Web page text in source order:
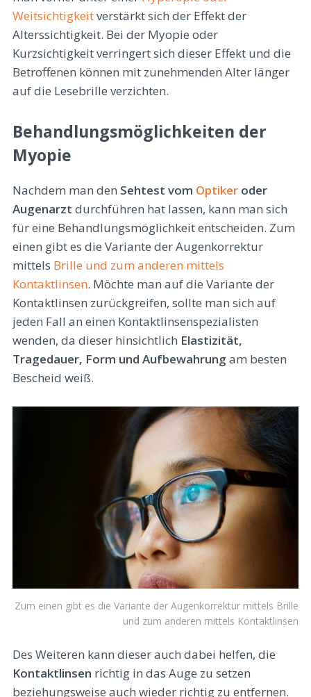
Weitsichtigkeitverstärkt sich der Effekt der
Alterssichtigkeit. Bei der Myopie oder
Kurzsichtigkeit verringert sich dieser Effekt und die
Betroffenen können mit zunehmenden Alter länger
auf die Lesebrille verzichten.
Behandlungsmöglichkeiten der
Myopie
Nachdem man den Sehtest vom Optiker oder
Augenarzt durchführen hat lassen, kann man sich
für eine Behandlungsmöglichkeit entscheiden. Zum
einen gibt es die Variante der Augenkorrektur
mittels Brille und zum anderen mittels
Kontaktlinsen. Möchte man auf die Variante der
Kontaktlinsen zurückgreifen, sollte man sich auf
jeden Fall an einen Kontaktlinsenspezialisten
wenden, da dieser hinsichtlich Elastizität,
Tragedauer, Form und Aufbewahrung am besten
Bescheid weiß.
Zum einen gibt es die Variante der Augenkorrektur mittels Brille
und zum anderen mittels Kontaktlinsen
Des Weiteren kann dieser auch dabei helfen, die
Kontaktlinsen richtig in das Auge zu setzen
beziehungsweise auch wieder richtig zu entfernen.